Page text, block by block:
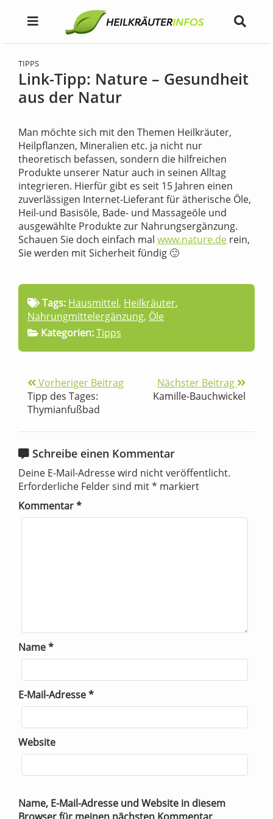
TIPPS
Link-Tipp: Nature – Gesundheit
aus der Natur
Man möchte sich mit den Themen Heilkräuter,
Heilpflanzen, Mineralien etc. ja nicht nur
theoretisch befassen, sondern die hilfreichen
Produkte unserer Natur auch in seinen Alltag
integrieren. Hierfür gibt es seit 15 Jahren einen
zuverlässigen Internet-Lieferant für ätherische Öle,
Heil-und Basisöle, Bade- und Massageöle und
ausgewählte Produkte zur Nahrungsergänzung.
Schauen Sie doch einfach mal www.nature.de rein,
Sie werden mit Sicherheit fündig 🙂
Tags: Hausmittel, Heilkräuter,
Nahrungmittelergänzung, Öle
Kategorien:Tipps
Vorheriger Beitrag
Tipp des Tages:
Thymianfußbad
Nächster Beitrag
Kamille-Bauchwickel
Schreibe einen Kommentar
Deine E-Mail-Adresse wird nicht veröffentlicht.
Erforderliche Felder sind mit* markiert
Kommentar*
Name*
E-Mail-Adresse*
Website
Name, E-Mail-Adresse und Website in diesem